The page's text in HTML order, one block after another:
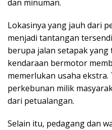
dan minuman.
Lokasinya yang jauh dari
menjadi tantangan
berupa jalan setapak
kendaraan bermotor
memerlukan usaha
perkebunan milik
dari petualangan.
Selain itu, pedagang dan